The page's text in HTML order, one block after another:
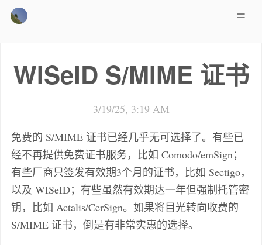
WISeID S/MIME 证书
3/19/25, 3:19 AM
免费的 S/MIME 证书已经几乎无可选择了。有些已
经不再提供免费证书服务，比如 Comodo/emSign；
有些厂商只签发有效期3个月的证书，比如 Sectigo，
以及 WISeID；有些虽然有效期达一年但强制托管密
钥，比如 Actalis/CerSign。如果将目光转向收费的
S/MIME 证书，倒是有非常实惠的选择。